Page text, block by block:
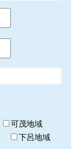
可茂地域
下呂地域